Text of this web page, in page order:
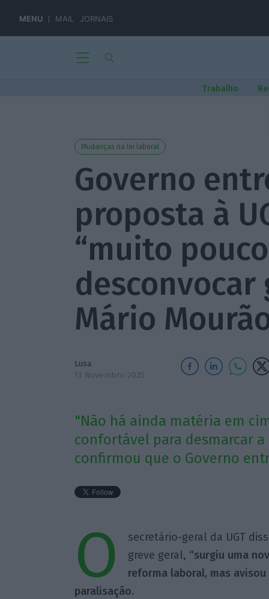
MENU MAIL JORNAIS
Trabalho
Mudanças na lei laboral
Governo
proposta à
“muito
desconvocar
Mário
Lusa
13 Novembro 2025
"Não há ainda matéria em
confortável para desmarcar
confirmou que o Governo
O
secretário-geral da UGT
greve geral, “surgiu uma
reforma laboral, mas
paralisação.